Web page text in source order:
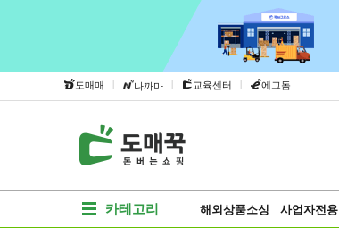
도매매 | 나까마 | 교육센터 | 에그돔
카테고리 해외상품소싱 사업자전용